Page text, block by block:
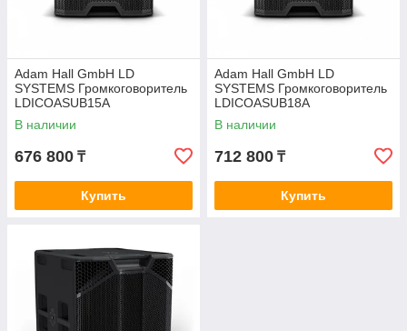
Adam Hall GmbH LD
SYSTEMS Громкоговоритель
LDICOASUB15A
В наличии
676 800 ₸
Купить
Adam Hall GmbH LD
SYSTEMS Громкоговоритель
LDICOASUB18A
В наличии
712 800 ₸
Купить